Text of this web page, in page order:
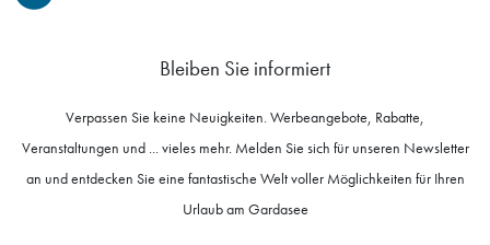
Bleiben Sie informiert
Verpassen Sie keine Neuigkeiten. Werbeangebote, Rabatte,
Veranstaltungen und ... vieles mehr. Melden Sie sich für unseren Newsletter
an und entdecken Sie eine fantastische Welt voller Möglichkeiten für Ihren
Urlaub am Gardasee